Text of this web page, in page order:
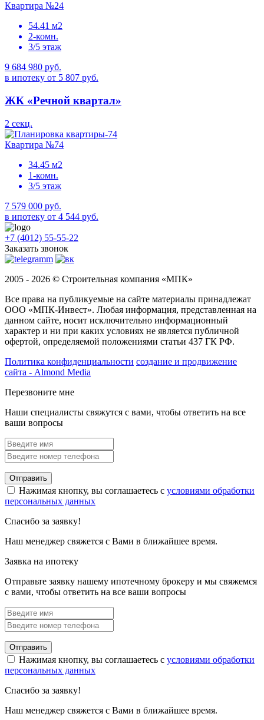
Квартира №24
54.41 м2
2-комн.
3/5 этаж
9 684 980 руб.
в ипотеку от 5 807 руб.
ЖК «Речной квартал»
2 секц.
Квартира №74
34.45 м2
1-комн.
3/5 этаж
7 579 000 руб.
в ипотеку от 4 544 руб.
+7 (4012) 55-55-22
Заказать звонок
2005 - 2026 © Строительная компания «МПК»
Все права на публикуемые на сайте материалы принадлежат
ООО «МПК-Инвест». Любая информация, представленная на
данном сайте, носит исключительно информационный
характер и ни при каких условиях не является публичной
офертой, определяемой положениями статьи 437 ГК РФ.
Политика конфиденциальности создание и продвижение
сайта - Almond Media
Перезвоните мне
Наши специалисты свяжутся с вами, чтобы ответить на все
ваши вопросы
Отправить
Нажимая кнопку, вы соглашаетесь с условиями обработки
персональных данных
Спасибо за заявку!
Наш менеджер свяжется с Вами в ближайшее время.
Заявка на ипотеку
Отправьте заявку нашему ипотечному брокеру и мы свяжемся
с вами, чтобы ответить на все ваши вопросы
Отправить
Нажимая кнопку, вы соглашаетесь с условиями обработки
персональных данных
Спасибо за заявку!
Наш менеджер свяжется с Вами в ближайшее время.